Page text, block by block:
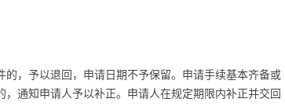
，予以退回，申请日期不予保留。申请手续基本齐备或
通知申请人予以补正。申请人在规定期限内补正并交回